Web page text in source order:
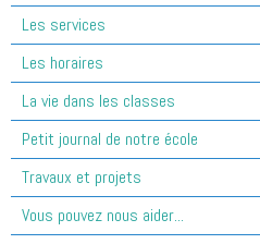
Les services
Les horaires
La vie dans les classes
Petit journal de notre école
Travaux et projets
Vous pouvez nous aider...